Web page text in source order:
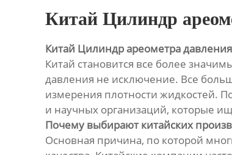
Контакты
Китай Цилиндр
Китай Цилиндр ареометра
Китай становится все более
давления не исключение. Все
измерения плотности жидкостей.
и научных организаций, которые
Почему выбирают китайских
Основная причина, по которой